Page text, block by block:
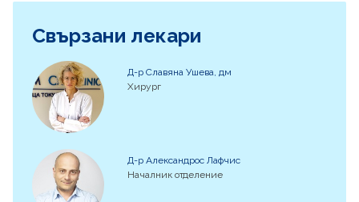
Свързани лекари
Д-р Славяна Ушева, дм
Хирург
Д-р Александрос Лафчис
Началник отделение